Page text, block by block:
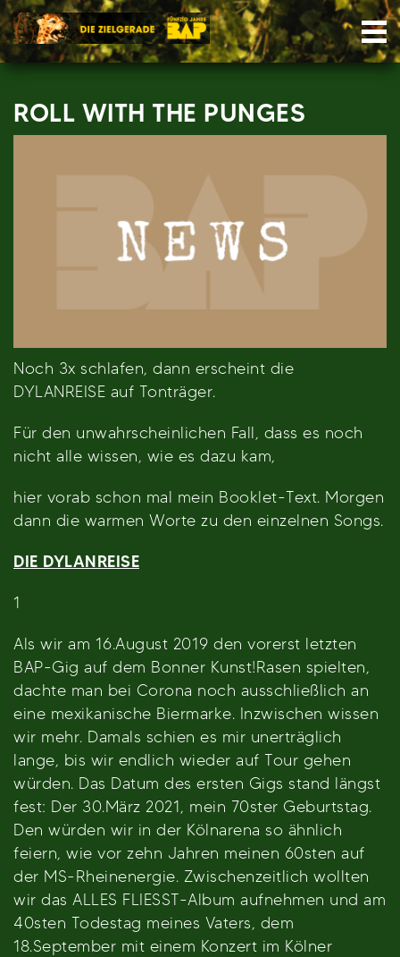
Skip
to
content
ROLL WITH THE PUNGES
Noch 3x schlafen, dann erscheint die
DYLANREISE auf Tonträger.
Für den unwahrscheinlichen Fall, dass es noch
nicht alle wissen, wie es dazu kam,
hier vorab schon mal mein Booklet-Text. Morgen
dann die warmen Worte zu den einzelnen Songs.
DIE DYLANREISE
1
Als wir am 16.August 2019 den vorerst letzten
BAP-Gig auf dem Bonner Kunst!Rasen spielten,
dachte man bei Corona noch ausschließlich an
eine mexikanische Biermarke. Inzwischen wissen
wir mehr. Damals schien es mir unerträglich
lange, bis wir endlich wieder auf Tour gehen
würden. Das Datum des ersten Gigs stand längst
fest: Der 30.März 2021, mein 70ster Geburtstag.
Den würden wir in der Kölnarena so ähnlich
feiern, wie vor zehn Jahren meinen 60sten auf
der MS-Rheinenergie. Zwischenzeitlich wollten
wir das ALLES FLIESST-Album aufnehmen und am
40sten Todestag meines Vaters, dem
18.September mit einem Konzert im Kölner